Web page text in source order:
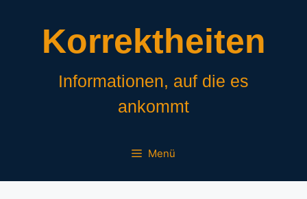
Korrektheiten
Informationen, auf die es
ankommt
Menü